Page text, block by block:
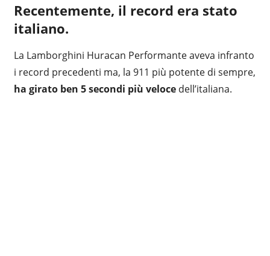
Recentemente, il record era stato
italiano.
La Lamborghini Huracan Performante aveva infranto
i record precedenti ma, la 911 più potente di sempre,
ha girato ben 5 secondi più velocedell’italiana.